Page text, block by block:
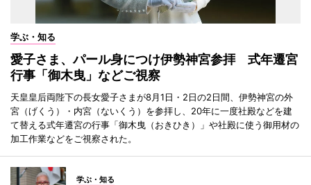
学ぶ・知る
愛子さま、パール身につけ伊勢神宮参拝 式年遷宮
行事「御木曳」などご視察
天皇皇后両陛下の長女愛子さまが8月1日・2日の2日間、伊勢神宮の外
宮（げくう）・内宮（ないくう）を参拝し、20年に一度社殿などを建
て替える式年遷宮の行事「御木曳（おきひき）」や社殿に使う御用材の
加工作業などをご視察された。
学ぶ・知る